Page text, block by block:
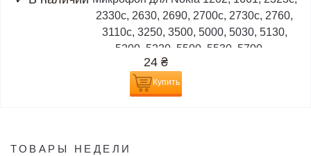
2330c, 2630, 2690, 2700c, 2730c, 2760,
3110c, 3250, 3500, 5000, 5030, 5130,
5200, 5220, 5500, 5530, 5700,...
24 ₴
Купить
ТОВАРЫ НЕДЕЛИ